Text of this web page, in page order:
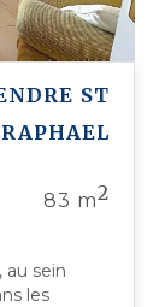
ST
RAPHAEL
83 m2
au sein
les